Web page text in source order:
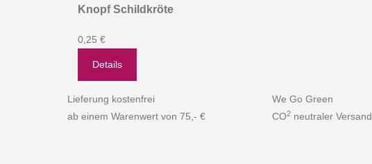
Knopf Schildkröte
0,25 €
Details
Lieferung kostenfrei
ab einem Warenwert von 75,- €
We Go Green
CO2 neutraler Versand